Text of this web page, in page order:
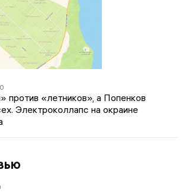
против «летников», а Попенков
Электроколлапс на окраине